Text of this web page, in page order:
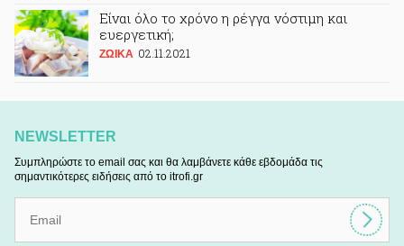
Είναι όλο το χρόνο η ρέγγα νόστιμη και
ευεργετική;
ΖΩΙΚA 02.11.2021
NEWSLETTER
Συμπληρώστε το email σας και θα λαμβάνετε κάθε εβδομάδα τις
σημαντικότερες ειδήσεις από το itrofi.gr